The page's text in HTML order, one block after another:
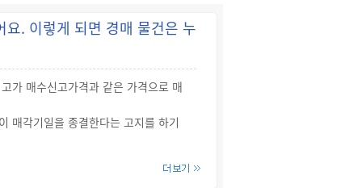
자로부터 100만원을 치료비와 위자
. 이렇게 되면 경매 물건은 누
가 매수신고가격과 같은 가격으로 매
매각기일을 종결한다는 고지를 하기
까지) 매수신청보증을 제공하고 최고